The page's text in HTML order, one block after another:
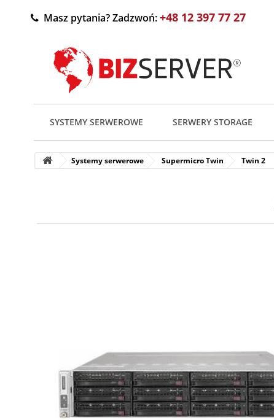
Masz pytania? Zadzwoń:+48 12 397 77 27
SYSTEMY SERWEROWE SERWERY STORAGE
Systemy serwerowe Supermicro Twin Twin 2